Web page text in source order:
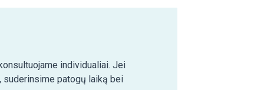
individualiai. Jei
patogų laiką bei